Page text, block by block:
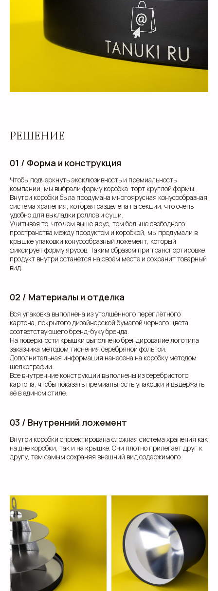
РЕШЕНИЕ
01 / Форма и конструкция
Чтобы подчеркнуть эксклюзивность и премиальность
компании, мы выбрали форму коробка-торт круглой формы.
Внутри коробки была продумана многоярусная конусообразная
система хранения, которая разделена на секции, что очень
удобно для выкладки роллов и суши.
Учитывая то, что чем выше ярус, тем больше свободного
пространства между продуктом и коробкой, мы продумали в
крышке упаковки конусообразный ложемент, который
фиксирует форму ярусов. Таким образом при транспортировке
продукт внутри останется на своём месте и сохранит товарный
вид.
02 / Материалы и отделка
Вся упаковка выполнена из утолщённого переплётного
картона, покрытого дизайнерской бумагой черного цвета,
соответствующего бренд-буку бренда.
На поверхности крышки выполнено брендирование логотипа
заказчика методом тиснения серебряной фольгой.
Дополнительная информация нанесена на коробку методом
шелкографии.
Все внутренние конструкции выполнены из серебристого
картона, чтобы показать премиальность упаковки и выдержать
её в едином стиле.
03 / Внутренний ложемент
Внутри коробки спроектирована сложная система хранения как
на дне коробки, так и на крышке. Они плотно прилегает друг к
другу, тем самым сохраняя внешний вид содержимого.
клиентам